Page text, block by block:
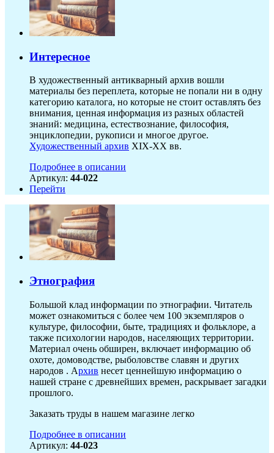
Интересное
В художественный антикварный архив вошли
материалы без переплета, которые не попали ни в одну
категорию каталога, но которые не стоит оставлять без
внимания, ценная информация из разных областей
знаний: медицина, естествознание, философия,
энциклопедии, рукописи и многое другое.
Художественный архив XIX-XX вв.
Подробнее в описании
Артикул: 44-022
Перейти
Этнография
Большой клад информации по этнографии. Читатель
может ознакомиться с более чем 100 экземпляров о
культуре, философии, быте, традициях и фольклоре, а
также психологии народов, населяющих территории.
Материал очень обширен, включает информацию об
охоте, домоводстве, рыболовстве славян и других
народов . Архив несет ценнейшую информацию о
нашей стране с древнейших времен, раскрывает загадки
прошлого.
Заказать труды в нашем магазине легко
Подробнее в описании
Артикул: 44-023